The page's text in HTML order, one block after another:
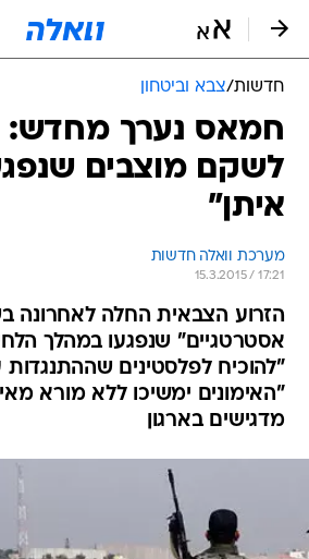
חדשות/צבא וביטחון
חמאס נערך מחדש:
לשקם מוצבים
איתן"
מערכת וואלה חדשות
15.3.2015 / 17:21
הזרוע הצבאית החלה לאחרונה
אסטרטגיים" שנפגעו במהלך
"להוכיח לפלסטינים שההתנגדות
"האימונים ימשיכו ללא מורא
מדגישים בארגון